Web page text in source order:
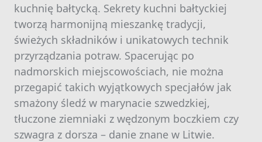
kuchnię bałtycką. Sekrety kuchni bałtyckiej
tworzą harmonijną mieszankę tradycji,
świeżych składników i unikatowych technik
przyrządzania potraw. Spacerując po
nadmorskich miejscowościach, nie można
przegapić takich wyjątkowych specjałów jak
smażony śledź w marynacie szwedzkiej,
tłuczone ziemniaki z wędzonym boczkiem czy
szwagra z dorsza – danie znane w Litwie.